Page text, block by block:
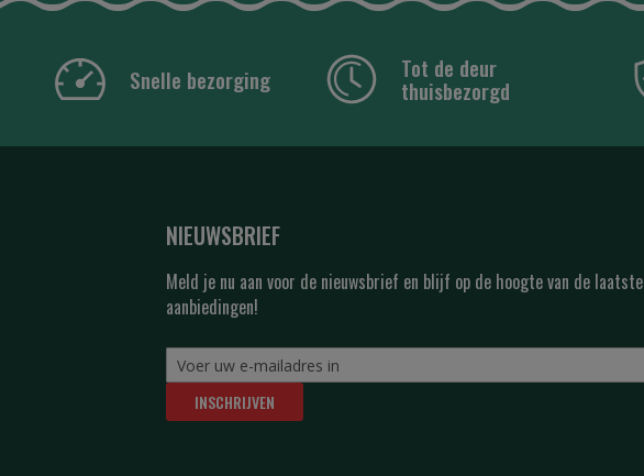
Snelle bezorging Tot de deur
thuisbezorgd
NIEUWSBRIEF
Meld je nu aan voor de nieuwsbrief en blijf op de hoogte van de laatste
aanbiedingen!
INSCHRIJVEN